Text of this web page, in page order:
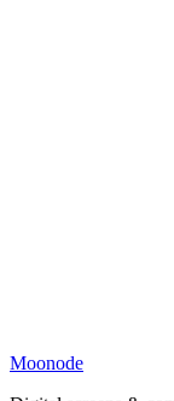
Moonode